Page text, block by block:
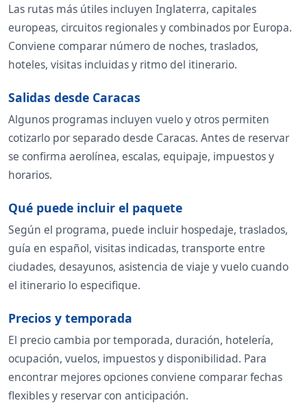
Las rutas más útiles incluyen Inglaterra, capitales
europeas, circuitos regionales y combinados por Europa.
Conviene comparar número de noches, traslados,
hoteles, visitas incluidas y ritmo del itinerario.
Salidas desde Caracas
Algunos programas incluyen vuelo y otros permiten
cotizarlo por separado desde Caracas. Antes de reservar
se confirma aerolínea, escalas, equipaje, impuestos y
horarios.
Qué puede incluir el paquete
Según el programa, puede incluir hospedaje, traslados,
guía en español, visitas indicadas, transporte entre
ciudades, desayunos, asistencia de viaje y vuelo cuando
el itinerario lo especifique.
Precios y temporada
El precio cambia por temporada, duración, hotelería,
ocupación, vuelos, impuestos y disponibilidad. Para
encontrar mejores opciones conviene comparar fechas
flexibles y reservar con anticipación.